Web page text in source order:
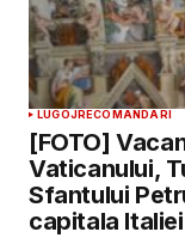
LUGOJRECOMANDARI
[FOTO]
Vaticanului,
Sfantului
capitala Italiei